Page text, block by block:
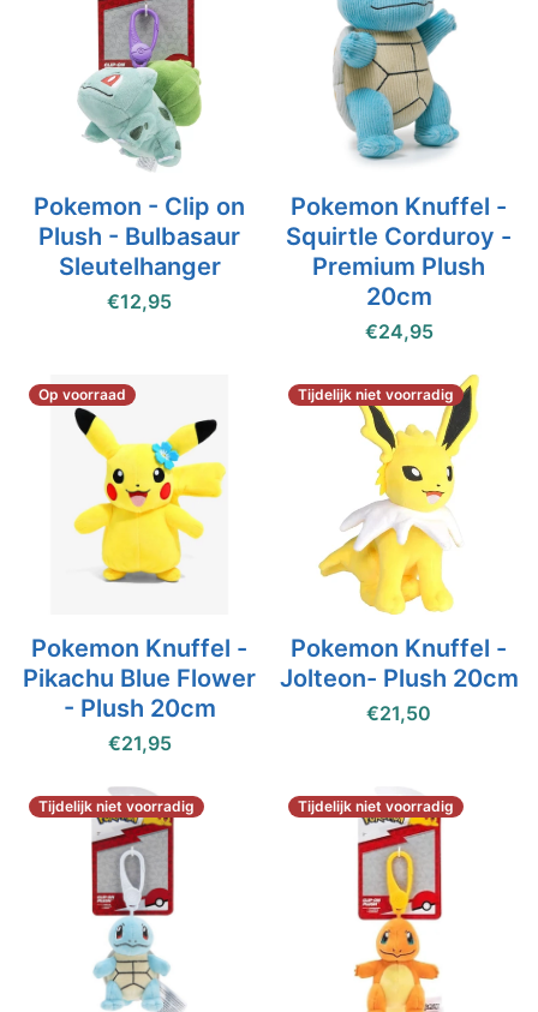
Pokemon - Clip on
Plush - Bulbasaur
Sleutelhanger
€12,95
Pokemon Knuffel -
Squirtle Corduroy -
Premium Plush
20cm
€24,95
Pokemon Knuffel -
Pikachu Blue Flower
- Plush 20cm
€21,95
Op voorraad
Pokemon Knuffel -
Jolteon- Plush 20cm
€21,50
Tijdelijk niet voorradig
Tijdelijk niet voorradig Tijdelijk niet voorradig